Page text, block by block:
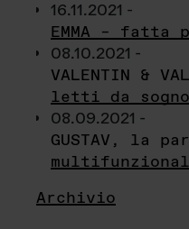
16.11.2021 -
EMMA –
08.10.2021 -
VALENTIN &
letti da sogno
08.09.2021 -
GUSTAV, la
Archivio